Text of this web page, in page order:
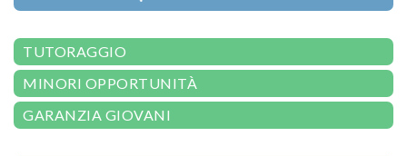
TUTORAGGIO
MINORI OPPORTUNITÀ
GARANZIA GIOVANI